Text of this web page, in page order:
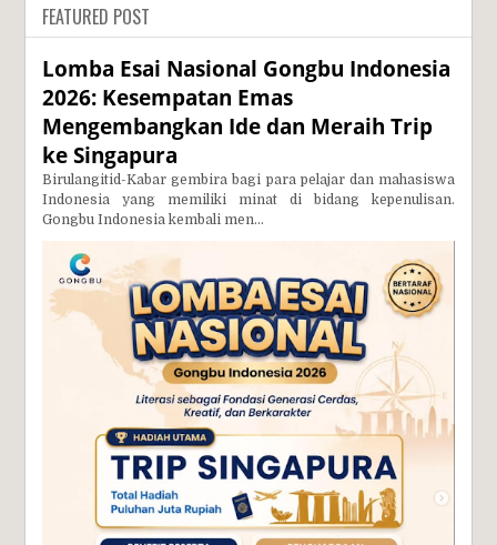
FEATURED POST
Lomba Esai Nasional Gongbu Indonesia
2026: Kesempatan Emas
Mengembangkan Ide dan Meraih Trip
ke Singapura
Birulangitid-Kabar gembira bagi para pelajar dan mahasiswa
Indonesia yang memiliki minat di bidang kepenulisan.
Gongbu Indonesia kembali men...